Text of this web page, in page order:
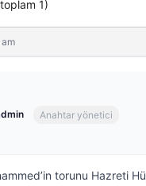
1)
Anahtar yönetici
torunu Hazreti